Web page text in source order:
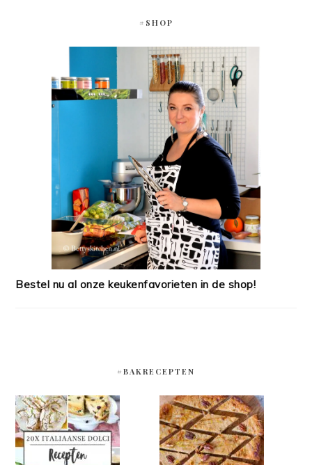
#SHOP
Bestel nu al onze keukenfavorieten in de shop!
#BAKRECEPTEN